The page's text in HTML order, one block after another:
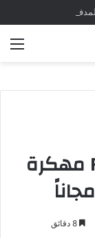
تحميل لعبة FarmVille 2 مهكرة